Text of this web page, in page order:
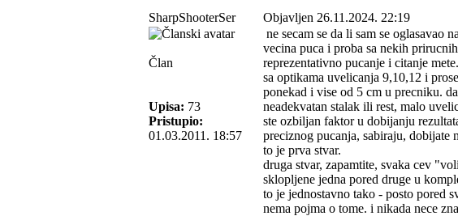
SharpShooterSer Objavljen 26.11.2024. 22:19
Član
Upisa: 73
Pristupio:
01.03.2011. 18:57
ne secam se da li sam se oglasavao
vecina puca i proba sa nekih
reprezentativno pucanje i citanje
sa optikama uvelicanja 9,10,12 i
ponekad i vise od 5 cm u precniku.
neadekvatan stalak ili rest, malo
ste ozbiljan faktor u dobijanju
preciznog pucanja, sabiraju, dobijate
to je prva stvar.
druga stvar, zapamtite, svaka cev
sklopljene jedna pored druge u
to je jednostavno tako - posto pored
nema pojma o tome. i nikada nece